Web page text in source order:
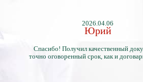
2026.04.06
Юрий
Спасибо! Получил качественный
точно оговоренный срок, как и